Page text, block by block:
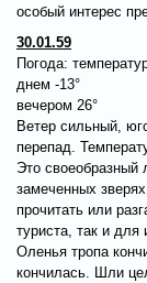
особый интерес
30.01.59
Погода:
днем -13°
вечером 26°
Ветер сильный,
перепад.
Это своеобразный
замеченных
прочитать или
туриста, так и для
Оленья тропа
кончилась. Шли